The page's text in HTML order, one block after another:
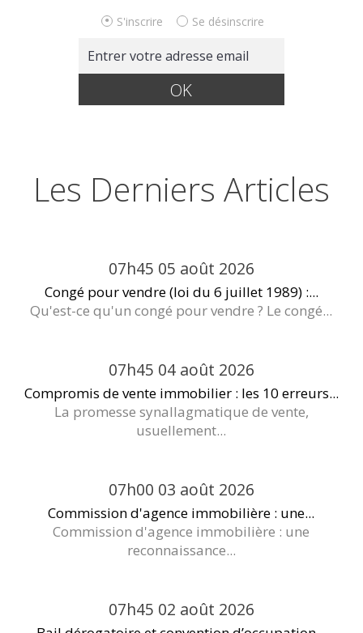
S'inscrire Se désinscrire
Les Derniers Articles
07h45 05 août 2026
Congé pour vendre (loi du 6 juillet 1989) :...
Qu'est-ce qu'un congé pour vendre ? Le congé...
07h45 04 août 2026
Compromis de vente immobilier : les 10 erreurs...
La promesse synallagmatique de vente,
usuellement...
07h00 03 août 2026
Commission d'agence immobilière : une...
Commission d'agence immobilière : une
reconnaissance...
07h45 02 août 2026